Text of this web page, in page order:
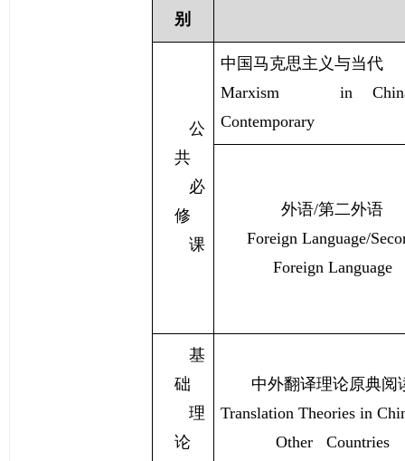
别
公
共
必
修
课
中国马克思主义与当代
Marxism in
Contemporary
外语/第二外语
Foreign Language/
Foreign Language
基
础
理
论
中外翻译理论原典阅
Translation Theories in
Other Countries